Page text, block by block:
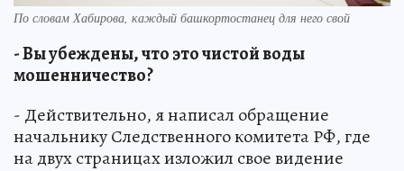
По словам Хабирова, каждый башкортостанец для него свой
- Вы убеждены, что это чистой воды
мошенничество?
- Действительно, я написал обращение
начальнику Следственного комитета РФ, где
на двух страницах изложил свое видение